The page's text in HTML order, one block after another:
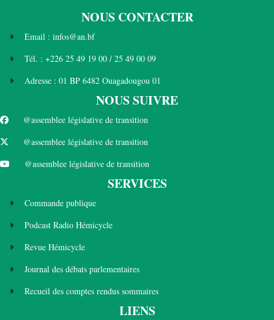
NOUS CONTACTER
Email : infos@an.bf
Tél. : +226 25 49 19 00 / 25 49 00 09
Adresse : 01 BP 6482 Ouagadougou 01
NOUS SUIVRE
@assemblee législative de transition
@assemblee législative de transition
@assemblee législative de transition
SERVICES
Commande publique
Podcast Radio Hémicycle
Revue Hémicycle
Journal des débats parlementaires
Recueil des comptes rendus sommaires
LIENS